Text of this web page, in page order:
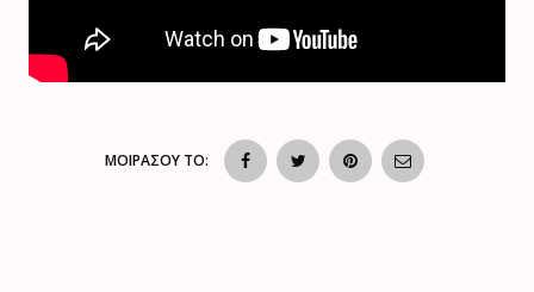
ΜΟΙΡΑΣΟΥ ΤΟ: